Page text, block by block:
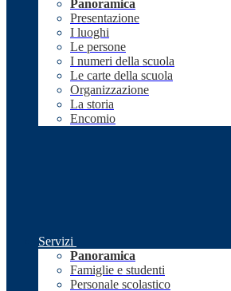
Panoramica
Presentazione
I luoghi
Le persone
I numeri della scuola
Le carte della scuola
Organizzazione
La storia
Encomio
Servizi
Panoramica
Famiglie e studenti
Personale scolastico